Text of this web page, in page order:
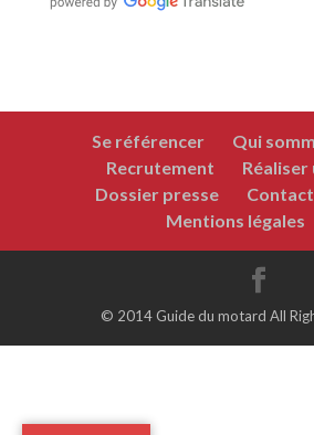
Se référencer
Qui
Recrutement
Réaliser
Dossier presse
Mentions légales
© 2014 Guide du motard All